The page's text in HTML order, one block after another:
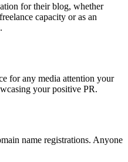
for their blog, whether
capacity or as an
for any media attention your
your positive PR.
name registrations. Anyone